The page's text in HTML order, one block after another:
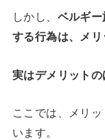
しかし、 ベルギ
する行為は、メリ
実はデメリットの
ここでは、メリ
います。